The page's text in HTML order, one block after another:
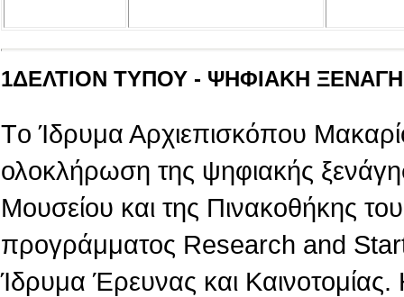
1ΔΕΛΤΙΟΝ ΤΥΠΟΥ - ΨΗΦΙΑΚΗ
Tο Ίδρυμα Αρχιεπισκόπου
ολοκλήρωση της ψηφιακής
Μουσείου και της Πινακοθήκης
προγράμματος Research and
Ίδρυμα Έρευνας και